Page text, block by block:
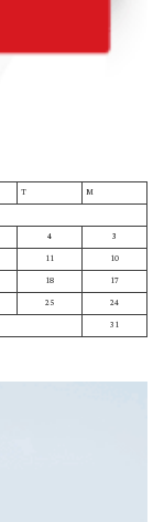
M
T
3
4
10
11
17
18
24
25
31